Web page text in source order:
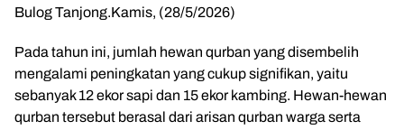
Bulog Tanjong.Kamis, (28/5/2026)
Pada tahun ini, jumlah hewan qurban yang disembelih
mengalami peningkatan yang cukup signifikan, yaitu
sebanyak 12 ekor sapi dan 15 ekor kambing. Hewan-hewan
qurban tersebut berasal dari arisan qurban warga serta